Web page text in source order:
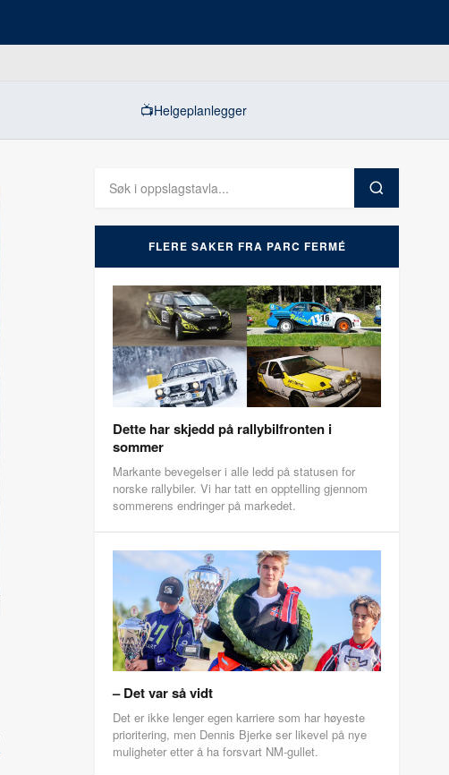
📺Helgeplanlegger
FLERE SAKER FRA PARC FERMÉ
Dette har skjedd på rallybilfronten i
sommer
Markante bevegelser i alle ledd på statusen for
norske rallybiler. Vi har tatt en opptelling gjennom
sommerens endringer på markedet.
– Det var så vidt
Det er ikke lenger egen karriere som har høyeste
prioritering, men Dennis Bjerke ser likevel på nye
muligheter etter å ha forsvart NM-gullet.